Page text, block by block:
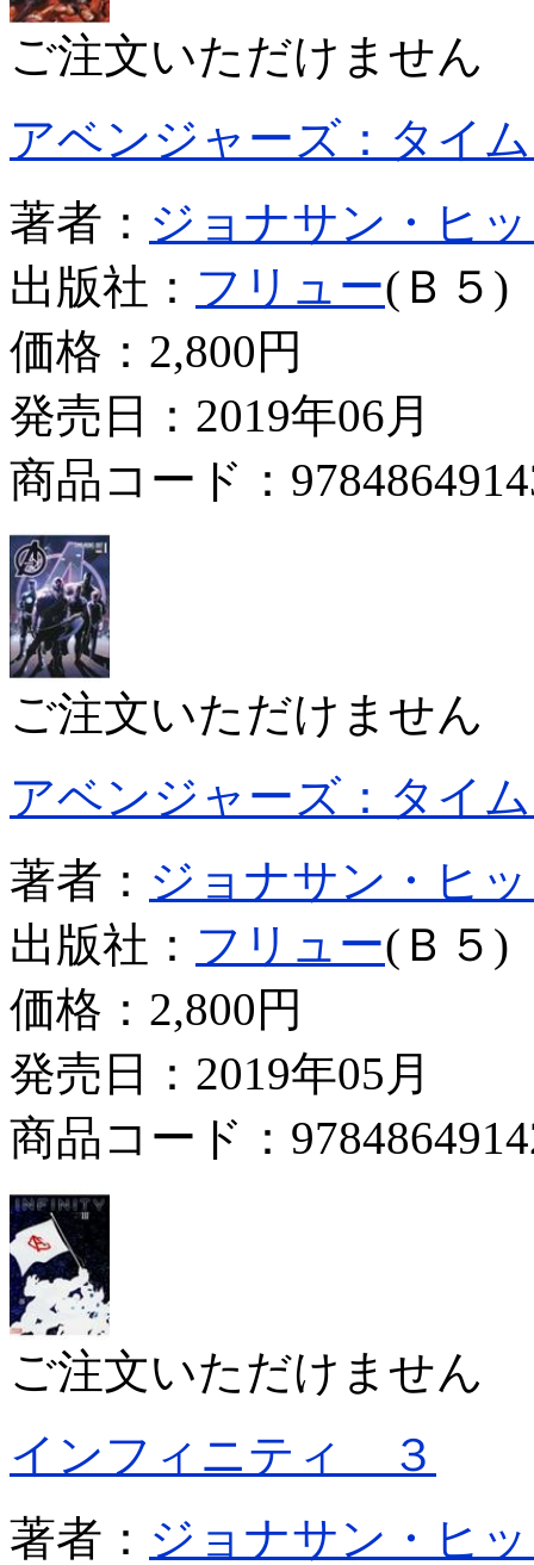
ご注文いただけません
アベンジャーズ：タイ
著者： ジョナサン・ヒ
出版社： フリュー(Ｂ５)
価格： 2,800円
発売日：2019年06月
商品コード：
ご注文いただけません
アベンジャーズ：タイ
著者： ジョナサン・ヒ
出版社： フリュー(Ｂ５)
価格： 2,800円
発売日：2019年05月
商品コード：
ご注文いただけません
インフィニティ ３
著者： ジョナサン・ヒ